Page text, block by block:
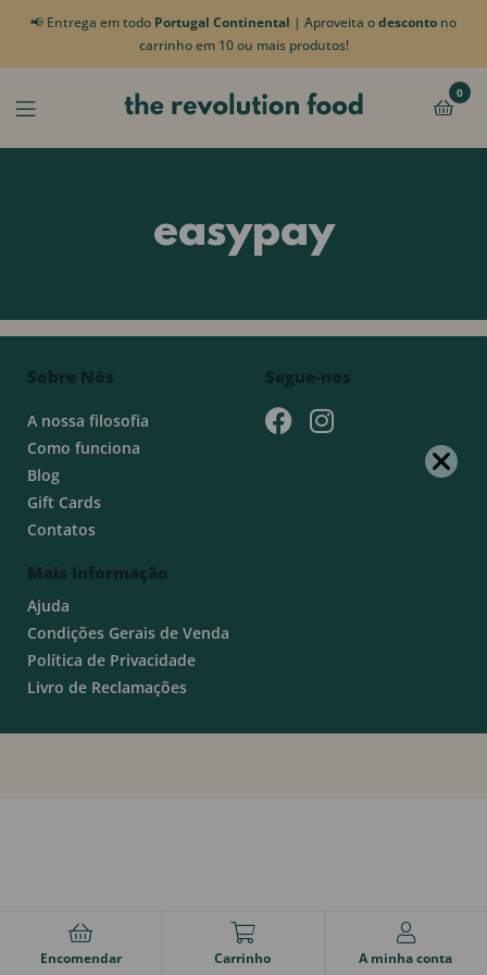
📢 Entrega em todo Portugal Continental | Aproveita odesconto no
carrinho em 10 ou mais produtos!
0
easypay
Sobre Nós
A nossa filosofia
Como funciona
Blog
Gift Cards
Contatos
Mais Informação
Ajuda
Condições Gerais de Venda
Política de Privacidade
Livro de Reclamações
Segue-nos
Encomendar Carrinho A minha conta